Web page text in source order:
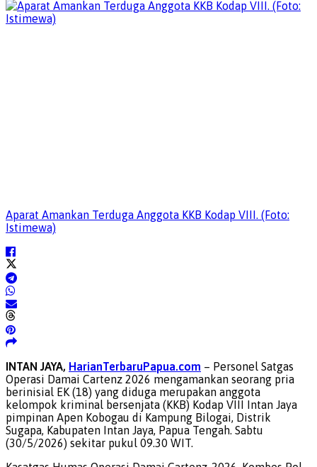
Aparat Amankan Terduga Anggota KKB Kodap VIII. (Foto:
Istimewa)
INTAN JAYA, HarianTerbaruPapua.com – Personel Satgas
Operasi Damai Cartenz 2026 mengamankan seorang pria
berinisial EK (18) yang diduga merupakan anggota
kelompok kriminal bersenjata (KKB) Kodap VIII Intan Jaya
pimpinan Apen Kobogau di Kampung Bilogai, Distrik
Sugapa, Kabupaten Intan Jaya, Papua Tengah. Sabtu
(30/5/2026) sekitar pukul 09.30 WIT.